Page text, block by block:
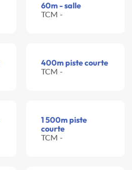
60m - salle
TCM -
400m piste courte
TCM -
1 500m piste
courte
TCM -